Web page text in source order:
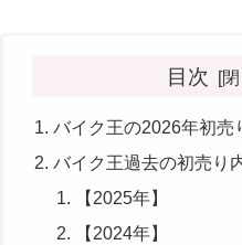
目次
バイク王の2026年初売
バイク王過去の初売り
【2025年】
【2024年】